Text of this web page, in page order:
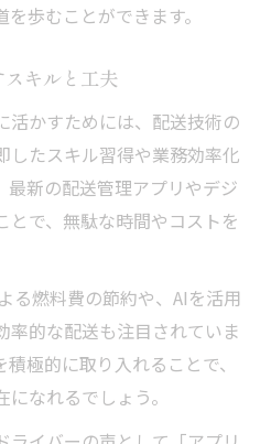
歩むことができます。
キルと工夫
活かすためには、配送技術の
したスキル習得や業務効率化
最新の配送管理アプリやデジ
とで、無駄な時間やコストを
る燃料費の節約や、AIを活用
率的な配送も注目されていま
極的に取り入れることで、
なれるでしょう。